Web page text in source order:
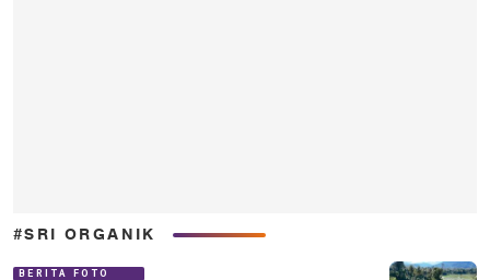
#SRI ORGANIK
BERITA FOTO